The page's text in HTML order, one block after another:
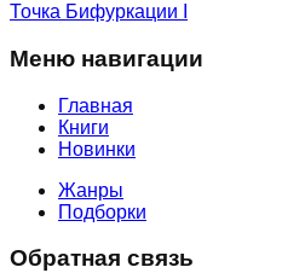
Точка Бифуркации I
Меню навигации
Главная
Книги
Новинки
Жанры
Подборки
Обратная связь